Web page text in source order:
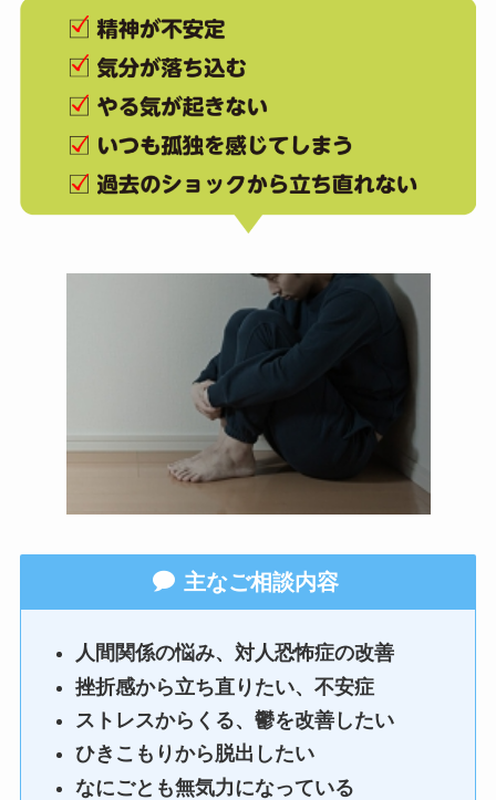
主なご相談内容
人間関係の悩み、対人恐怖症の改善
挫折感から立ち直りたい、不安症
ストレスからくる、鬱を改善したい
ひきこもりから脱出したい
なにごとも無気力になっている